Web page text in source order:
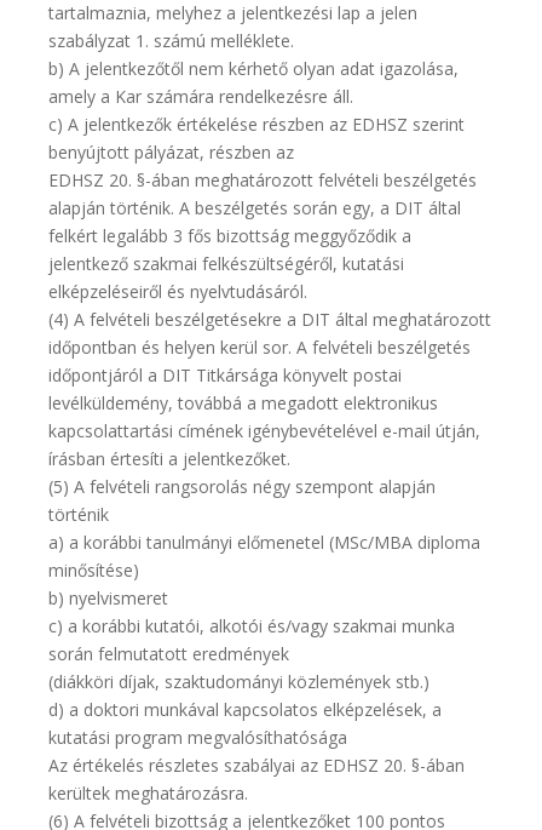
tartalmaznia, melyhez a jelentkezési lap a jelen
szabályzat 1. számú melléklete.
b) A jelentkezőtől nem kérhető olyan adat igazolása,
amely a Kar számára rendelkezésre áll.
c) A jelentkezők értékelése részben az EDHSZ szerint
benyújtott pályázat, részben az
EDHSZ 20. §-ában meghatározott felvételi beszélgetés
alapján történik. A beszélgetés során egy, a DIT által
felkért legalább 3 fős bizottság meggyőződik a
jelentkező szakmai felkészültségéről, kutatási
elképzeléseiről és nyelvtudásáról.
(4) A felvételi beszélgetésekre a DIT által meghatározott
időpontban és helyen kerül sor. A felvételi beszélgetés
időpontjáról a DIT Titkársága könyvelt postai
levélküldemény, továbbá a megadott elektronikus
kapcsolattartási címének igénybevételével e-mail útján,
írásban értesíti a jelentkezőket.
(5) A felvételi rangsorolás négy szempont alapján
történik
a) a korábbi tanulmányi előmenetel (MSc/MBA diploma
minősítése)
b) nyelvismeret
c) a korábbi kutatói, alkotói és/vagy szakmai munka
során felmutatott eredmények
(diákköri díjak, szaktudományi közlemények stb.)
d) a doktori munkával kapcsolatos elképzelések, a
kutatási program megvalósíthatósága
Az értékelés részletes szabályai az EDHSZ 20. §-ában
kerültek meghatározásra.
(6) A felvételi bizottság a jelentkezőket 100 pontos